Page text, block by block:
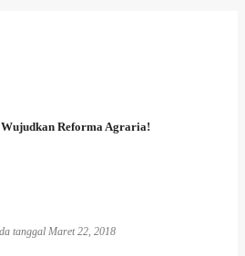
Reforma Agraria!
tanggal Maret 22, 2018